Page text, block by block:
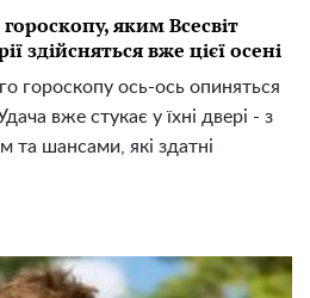
яким Всесвіт
здійсняться вже цієї осені
гороскопу ось-ось опиняться
вже стукає у їхні двері - з
та шансами, які здатні